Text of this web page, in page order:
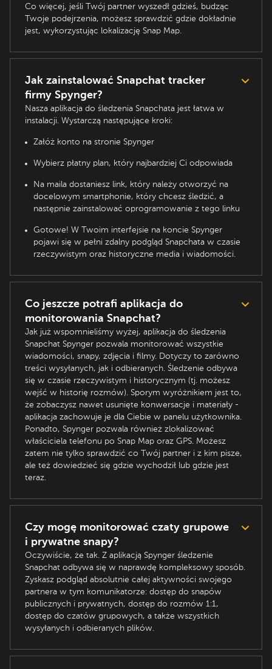
Co więcej, jeśli Twój partner wyszedł gdzieś, budząc
Twoje podejrzenia, możesz sprawdzić gdzie dokładnie
jest, wykorzystując lokalizację Snap Map.
Jak zainstalować Snapchat tracker
firmy Spynger?
Nasza aplikacja do śledzenia Snapchata jest łatwa w
instalacji. Wystarczą następujące kroki:
Załóż konto na stronie Spynger
Wybierz płatny plan, który najbardziej Ci odpowiada
Na maila dostaniesz link, który należy otworzyć na
docelowym smartphonie, który chcesz śledzić, a
następnie zainstalować oprogramowanie z tego linku
Gotowe! W Twoim interfejsie na koncie Spynger
pojawi się w pełni zdalny podgląd Snapchata w czasie
rzeczywistym oraz historyczne media i wiadomości.
Co jeszcze potrafi aplikacja do
monitorowania Snapchat?
Jak już wspomnieliśmy wyżej, aplikacja do śledzenia
Snapchat Spynger pozwala monitorować wszystkie
wiadomości, snapy, zdjęcia i filmy. Dotyczy to zarówno
treści wysyłanych, jak i odbieranych. Śledzenie odbywa
się w czasie rzeczywistym i historycznym (tj. możesz
wejść w historię rozmów). Sporym wyróżnikiem jest to,
że zobaczysz nawet usunięte konwersacje i materiały -
aplikacja zachowuje je dla Ciebie w panelu użytkownika.
Ponadto, Spynger pozwala również zlokalizować
właściciela telefonu po Snap Map oraz GPS. Możesz
zatem nie tylko sprawdzić co Twój partner i z kim pisze,
ale też dowiedzieć się gdzie wychodził lub gdzie jest
teraz.
Czy mogę monitorować czaty grupowe
i prywatne snapy?
Oczywiście, że tak. Z aplikacją Spynger śledzenie
Snapchat odbywa się w naprawdę kompleksowy sposób.
Zyskasz podgląd absolutnie całej aktywności swojego
partnera w tym komunikatorze: dostęp do snapów
publicznych i prywatnych, dostęp do rozmów 1:1,
dostęp do czatów grupowych, a także wszystkich
wysyłanych i odbieranych plików.